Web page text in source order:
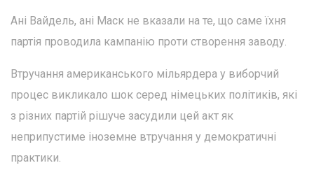
Ані Вайдель, ані Маск не вказали на те, що саме їхня
партія проводила кампанію проти створення заводу.
Втручання американського мільярдера у виборчий
процес викликало шок серед німецьких політиків, які
з різних партій рішуче засудили цей акт як
неприпустиме іноземне втручання у демократичні
практики.